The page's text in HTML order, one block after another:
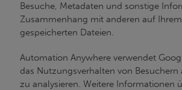
Besuche, Metadaten und sonstige
Zusammenhang mit anderen auf
gespeicherten Dateien.
Automation Anywhere verwendet
das Nutzungsverhalten von Besuchern
zu analysieren. Weitere Informationen